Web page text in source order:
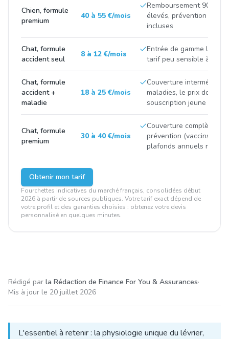
Chien, formule
premium
40 à 55 €/mois
Remboursement 90-100
élevés, prévention et
incluses
Chat, formule
accident seul
8 à 12 €/mois
Entrée de gamme
tarif peu sensible à la
Chat, formule
accident +
maladie
18 à 25 €/mois
Couverture
maladies, le prix double
souscription jeune et
Chat, formule
premium
30 à 40 €/mois
Couverture complète
prévention (vaccins,
plafonds annuels
Obtenir mon tarif
Fourchettes indicatives du marché français, consolidées début
2026 à partir de sources publiques. Votre tarif exact dépend de
votre profil et des garanties choisies : obtenez votre devis
personnalisé en quelques minutes.
Rédigé par la Rédaction de Finance For You & Assurances·
Mis à jour le 20 juillet 2026
L'essentiel à retenir : la physiologie unique du lévrier,